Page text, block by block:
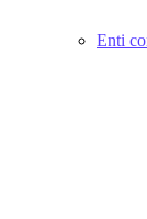
Enti